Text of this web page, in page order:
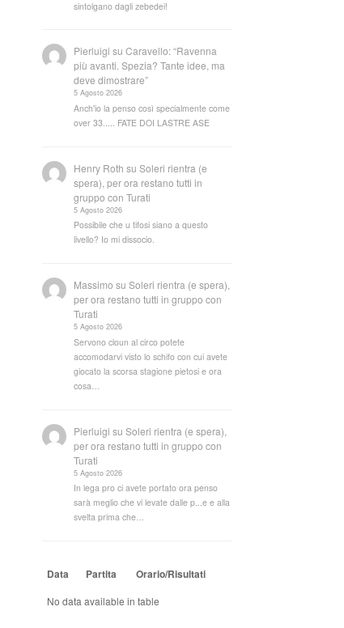
sintolgano dagli zebedei!
Pierluigi suCaravello: “Ravenna
più avanti. Spezia? Tante idee, ma
deve dimostrare”
5 Agosto 2026
Anch'io la penso così specialmente come
over 33..... FATE DOI LASTRE ASE
Henry Roth suSoleri rientra (e
spera), per ora restano tutti in
gruppo con Turati
5 Agosto 2026
Possibile che u tifosi siano a questo
livello? Io mi dissocio.
Massimo suSoleri rientra (e spera),
per ora restano tutti in gruppo con
Turati
5 Agosto 2026
Servono cloun al circo potete
accomodarvi visto lo schifo con cui avete
giocato la scorsa stagione pietosi e ora
cosa…
Pierluigi suSoleri rientra (e spera),
per ora restano tutti in gruppo con
Turati
5 Agosto 2026
In lega pro ci avete portato ora penso
sarà meglio che vi levate dalle p...e e alla
svelta prima che…
Data Partita Orario/Risultati
No data available in table